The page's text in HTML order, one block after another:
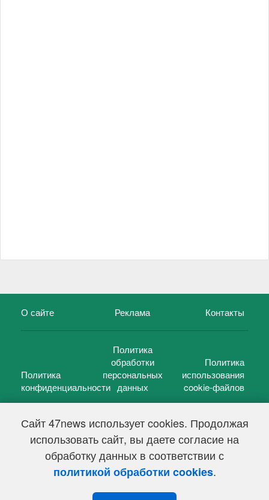
Сайт 47news использует cookies. Продолжая
использовать сайт, вы даете согласие на
обработку данных в соответствии с
политикой обработки cookies.
О сайте Реклама Контакты
Политика
конфиденциальности
Политика
обработки
персональных
данных
Политика
использования
cookie-файлов
47 новостей (47 news)2005 — 2026 г.
Свидетельство о регистрации СМИ Эл № ФС 77-39848, выдано
Федеральной службой по надзору в сфере связи,
информационных технологий и массовых коммуникаций